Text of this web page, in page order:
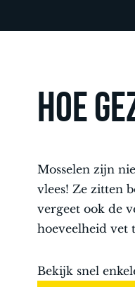
Hoe
Mosselen zijn
vlees! Ze zitten
vergeet ook de
hoeveelheid vet
Bekijk snel